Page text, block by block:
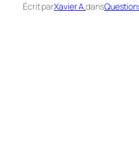
Écrit parXavier A.dans